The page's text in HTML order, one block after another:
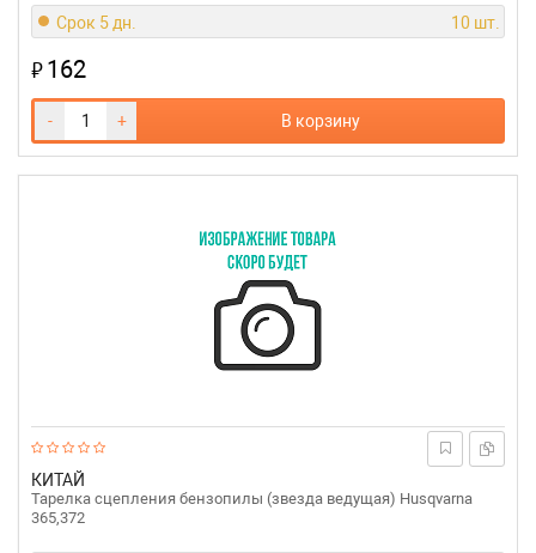
Срок 5 дн. 10 шт.
₽162
- + В корзину
КИТАЙ
Тарелка сцепления бензопилы (звезда ведущая) Husqvarna
365,372